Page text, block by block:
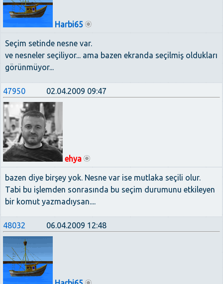
Harbi65
Seçim setinde nesne var.
ve nesneler seçiliyor... ama bazen ekranda seçilmiş oldukları
görünmüyor...
47950 02.04.2009 09:47
ehya
bazen diye birşey yok. Nesne var ise mutlaka seçili olur.
Tabi bu işlemden sonrasında bu seçim durumunu etkileyen
bir komut yazmadıysan....
48032 06.04.2009 12:48